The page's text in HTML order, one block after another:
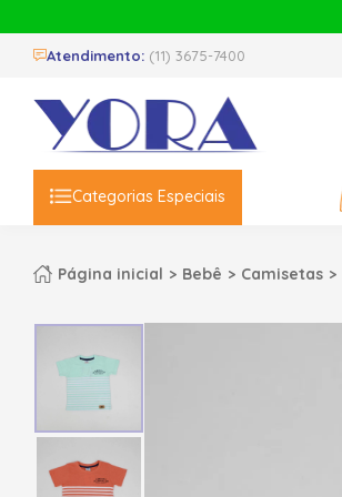
Atendimento: (11) 3675-7400
Categorias Especiais
Página inicial Bebê Camisetas